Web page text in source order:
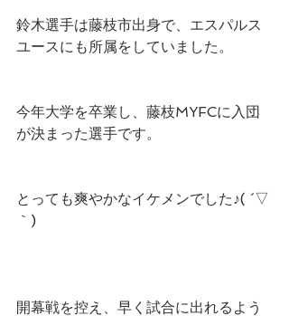
鈴木選手は藤枝市出身で、エスパルス
ユースにも所属をしていました。
今年大学を卒業し、藤枝MYFCに入団
が決まった選手です。
とっても爽やかなイケメンでした♪( ´▽
｀)
開幕戦を控え、早く試合に出れるよう